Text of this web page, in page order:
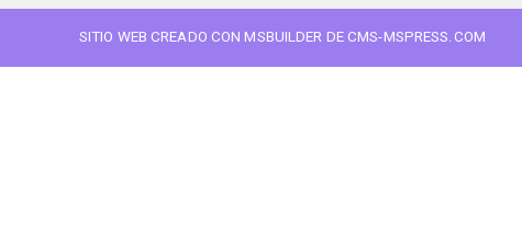
SITIO WEB CREADO CON MSBUILDER DE CMS-MSPRESS.COM